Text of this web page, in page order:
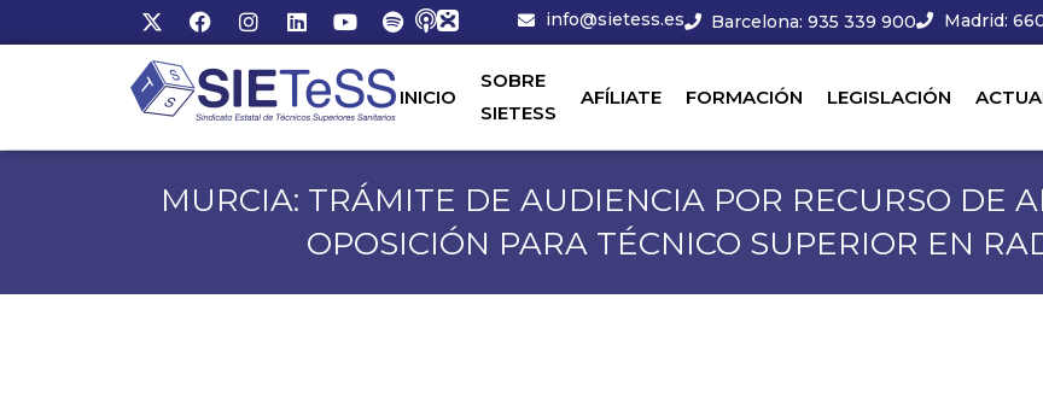
info@sietess.es Barcelona: 935 339 900 Madrid:
INICIO
SOBRE
SIETESS
AFÍLIATE FORMACIÓN LEGISLACIÓN
MURCIA: TRÁMITE DE AUDIENCIA POR RECURSO DE
OPOSICIÓN PARA TÉCNICO SUPERIOR EN